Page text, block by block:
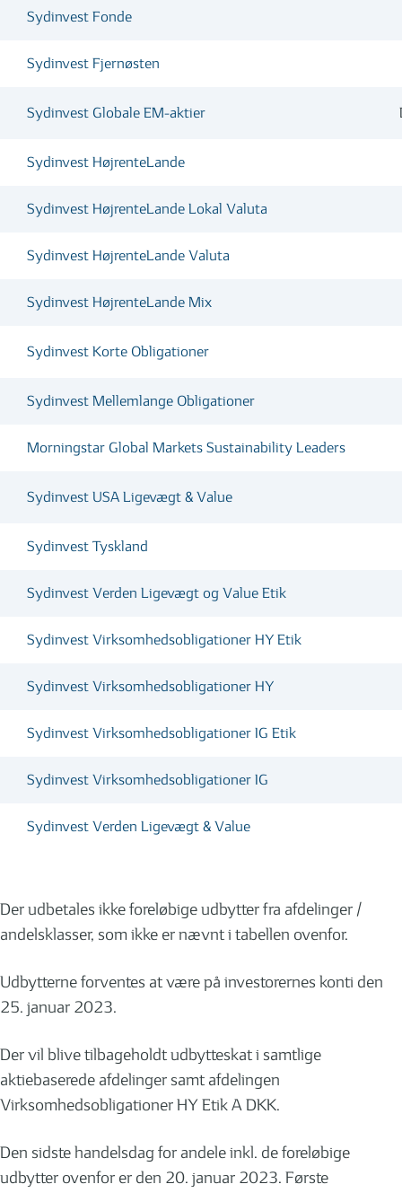
Sydinvest Fonde
Sydinvest Fjernøsten
Sydinvest Globale EM-aktier
Sydinvest HøjrenteLande
Sydinvest HøjrenteLande Lokal Valuta
Sydinvest HøjrenteLande Valuta
Sydinvest HøjrenteLande Mix
Sydinvest Korte Obligationer
Sydinvest Mellemlange Obligationer
Morningstar Global Markets Sustainability Leaders
Sydinvest USA Ligevægt & Value
Sydinvest Tyskland
Sydinvest Verden Ligevægt og Value Etik
Sydinvest Virksomhedsobligationer HY Etik
Sydinvest Virksomhedsobligationer HY
Sydinvest Virksomhedsobligationer IG Etik
Sydinvest Virksomhedsobligationer IG
Sydinvest Verden Ligevægt & Value
Der udbetales ikke foreløbige udbytter fra afdelinger /
andelsklasser, som ikke er nævnt i tabellen ovenfor.
Udbytterne forventes at være på investorernes konti den
25. januar 2023.
Der vil blive tilbageholdt udbytteskat i samtlige
aktiebaserede afdelinger samt afdelingen
Virksomhedsobligationer HY Etik A DKK.
Den sidste handelsdag for andele inkl. de foreløbige
udbytter ovenfor er den 20. januar 2023. Første